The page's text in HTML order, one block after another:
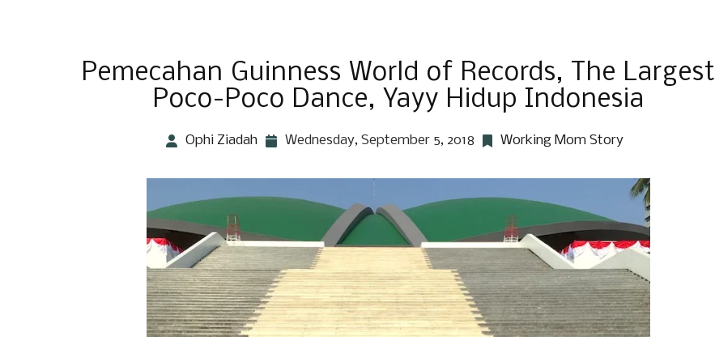
Pemecahan Guinness World of Records, The Largest
Poco-Poco Dance, Yayy Hidup Indonesia
Ophi Ziadah Wednesday, September 5, 2018 Working Mom Story